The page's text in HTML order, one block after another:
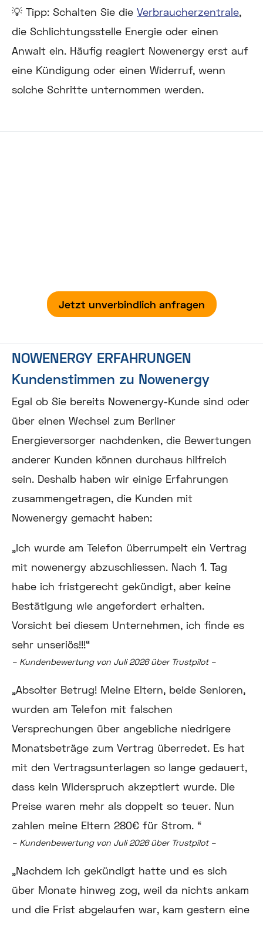
💡 Tipp: Schalten Sie die Verbraucherzentrale,
die Schlichtungsstelle Energie oder einen
Anwalt ein. Häufig reagiert Nowenergy erst auf
eine Kündigung oder einen Widerruf, wenn
solche Schritte unternommen werden.
Jetzt unverbindlich anfragen
NOWENERGY ERFAHRUNGEN
Kundenstimmen zu Nowenergy
Egal ob Sie bereits Nowenergy-Kunde sind oder
über einen Wechsel zum Berliner
Energieversorger nachdenken, die Bewertungen
anderer Kunden können durchaus hilfreich
sein. Deshalb haben wir einige Erfahrungen
zusammengetragen, die Kunden mit
Nowenergy gemacht haben:
„Ich wurde am Telefon überrumpelt ein Vertrag
mit nowenergy abzuschliessen. Nach 1. Tag
habe ich fristgerecht gekündigt, aber keine
Bestätigung wie angefordert erhalten.
Vorsicht bei diesem Unternehmen, ich finde es
sehr unseriös!!!“
– Kundenbewertung von Juli 2026 über Trustpilot –
„Absolter Betrug! Meine Eltern, beide Senioren,
wurden am Telefon mit falschen
Versprechungen über angebliche niedrigere
Monatsbeträge zum Vertrag überredet. Es hat
mit den Vertragsunterlagen so lange gedauert,
dass kein Widerspruch akzeptiert wurde. Die
Preise waren mehr als doppelt so teuer. Nun
zahlen meine Eltern 280€ für Strom. “
– Kundenbewertung von Juli 2026 über Trustpilot –
„Nachdem ich gekündigt hatte und es sich
über Monate hinweg zog, weil da nichts ankam
und die Frist abgelaufen war, kam gestern eine